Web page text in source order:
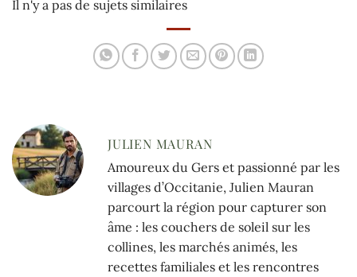
Il n'y a pas de sujets similaires
JULIEN MAURAN
Amoureux du Gers et passionné par les
villages d’Occitanie, Julien Mauran
parcourt la région pour capturer son
âme : les couchers de soleil sur les
collines, les marchés animés, les
recettes familiales et les rencontres